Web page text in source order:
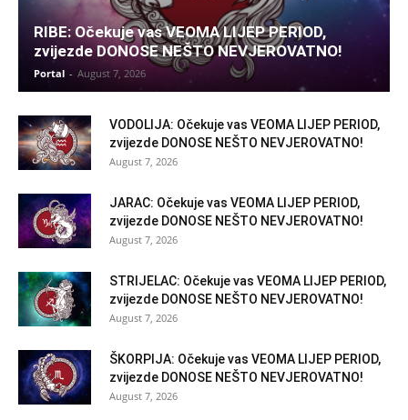
RIBE: Očekuje vas VEOMA LIJEP PERIOD,
zvijezde DONOSE NEŠTO NEVJEROVATNO!
Portal - August 7, 2026
VODOLIJA: Očekuje vas VEOMA LIJEP PERIOD,
zvijezde DONOSE NEŠTO NEVJEROVATNO!
August 7, 2026
JARAC: Očekuje vas VEOMA LIJEP PERIOD,
zvijezde DONOSE NEŠTO NEVJEROVATNO!
August 7, 2026
STRIJELAC: Očekuje vas VEOMA LIJEP PERIOD,
zvijezde DONOSE NEŠTO NEVJEROVATNO!
August 7, 2026
ŠKORPIJA: Očekuje vas VEOMA LIJEP PERIOD,
zvijezde DONOSE NEŠTO NEVJEROVATNO!
August 7, 2026